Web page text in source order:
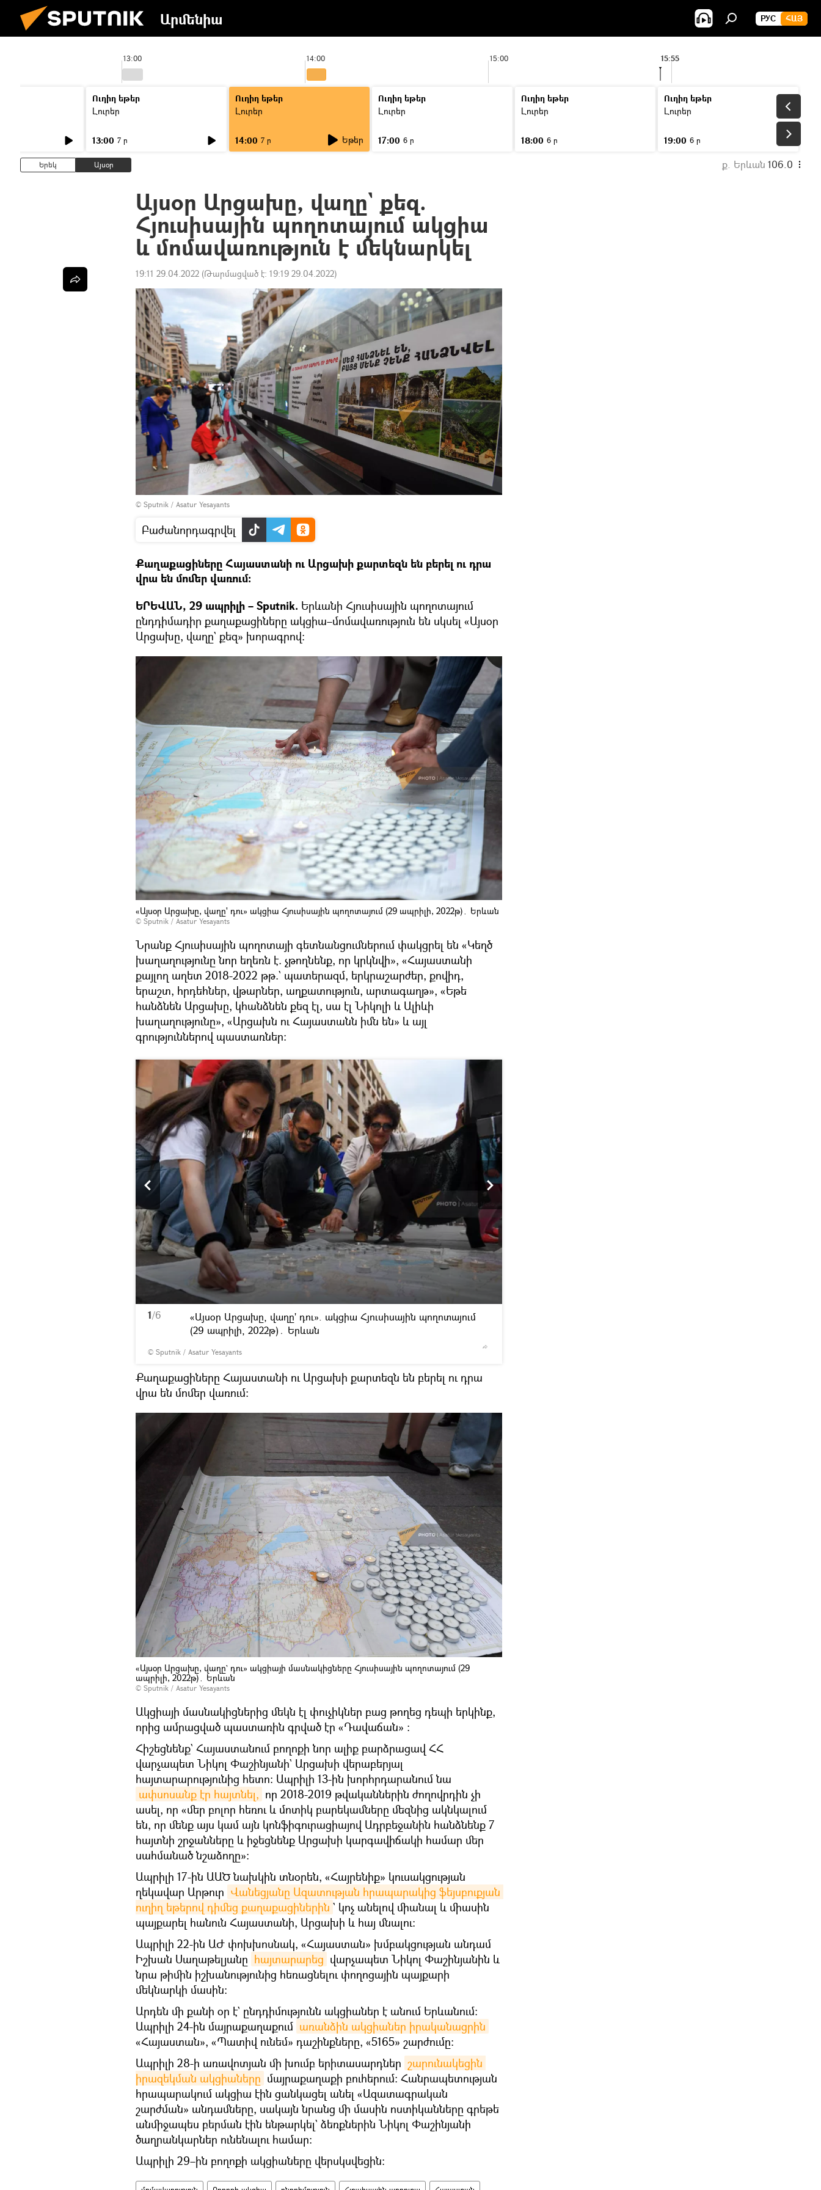
Արմենիա РУС ՀԱՅ
13:00 14:00 15:00 15:55
Ուղիղ եթեր
Լուրեր
13:00 7 ր
Ուղիղ եթեր
Լուրեր
14:00 7 ր Եթեր
Ուղիղ եթեր
Լուրեր
17:00 6 ր
Ուղիղ եթեր
Լուրեր
18:00 6 ր
Ուղիղ եթեր
Լուրեր
19:00 6 ր
Երեկ Այսօր ք. Երևան 106.0
Այսօր Արցախը, վաղը` քեզ.
Հյուսիսային պողոտայում ակցիա
և մոմավառություն է մեկնարկել
19:11 29.04.2022 (Թարմացված է: 19:19 29.04.2022)
© Sputnik / Asatur Yesayants
Բաժանորդագրվել
Քաղաքացիները Հայաստանի ու Արցախի քարտեզն են բերել ու դրա
վրա են մոմեր վառում։
ԵՐԵՎԱՆ, 29 ապրիլի – Sputnik. Երևանի Հյուսիսային պողոտայում
ընդդիմադիր քաղաքացիները ակցիա–մոմավառություն են սկսել «Այսօր
Արցախը, վաղը` քեզ» խորագրով։
«Այսօր Արցախը, վաղը' դու» ակցիա Հյուսիսային պողոտայում (29 ապրիլի, 2022թ)․ Երևան
© Sputnik / Asatur Yesayants
Նրանք Հյուսիսային պողոտայի գետնանցումներում փակցրել են «Կեղծ
խաղաղությունը նոր եղեռն է. չթողնենք, որ կրկնվի», «Հայաստանի
քայլող աղետ 2018-2022 թթ.` պատերազմ, երկրաշարժեր, քովիդ,
երաշտ, հրդեհներ, վթարներ, աղքատություն, արտագաղթ», «Եթե
հանձնեն Արցախը, կհանձնեն քեզ էլ, սա էլ Նիկոլի և Ալիևի
խաղաղությունը», «Արցախն ու Հայաստանն իմն են» և այլ
գրություններով պաստառներ։
1/6
© Sputnik / Asatur Yesayants
«Այսօր Արցախը, վաղը' դու». ակցիա Հյուսիսային պողոտայում
(29 ապրիլի, 2022թ)․ Երևան
Քաղաքացիները Հայաստանի ու Արցախի քարտեզն են բերել ու դրա
վրա են մոմեր վառում։
«Այսօր Արցախը, վաղը` դու» ակցիայի մասնակիցները Հյուսիսային պողոտայում (29
ապրիլի, 2022թ)․ Երևան
© Sputnik / Asatur Yesayants
Ակցիայի մասնակիցներից մեկն էլ փուչիկներ բաց թողեց դեպի երկինք,
որից ամրացված պաստառին գրված էր «Դավաճան» ։
Հիշեցնենք` Հայաստանում բողոքի նոր ալիք բարձրացավ ՀՀ
վարչապետ Նիկոլ Փաշինյանի` Արցախի վերաբերյալ
հայտարարությունից հետո։ Ապրիլի 13-ին խորհրդարանում նա
ափսոսանք էր հայտնել, որ 2018-2019 թվականներին ժողովրդին չի
ասել, որ «մեր բոլոր հեռու և մոտիկ բարեկամները մեզնից ակնկալում
են, որ մենք այս կամ այն կոնֆիգուրացիայով Ադրբեջանին հանձնենք 7
հայտնի շրջանները և իջեցնենք Արցախի կարգավիճակի համար մեր
սահմանած նշաձողը»։
Ապրիլի 17-ին ԱԱԾ նախկին տնօրեն, «Հայրենիք» կուսակցության
ղեկավար Արթուր Վանեցյանը Ազատության հրապարակից ֆեյսբուքյան
ուղիղ եթերով դիմեց քաղաքացիներին ` կոչ անելով միանալ և միասին
պայքարել հանուն Հայաստանի, Արցախի և հայ մնալու։
Ապրիլի 22-ին ԱԺ փոխխոսնակ, «Հայաստան» խմբակցության անդամ
Իշխան Սաղաթելյանը հայտարարեց վարչապետ Նիկոլ Փաշինյանին և
նրա թիմին իշխանությունից հեռացնելու փողոցային պայքարի
մեկնարկի մասին։
Արդեն մի քանի օր է` ընդդիմությունն ակցիաներ է անում Երևանում։
Ապրիլի 24-ին մայրաքաղաքում առանձին ակցիաներ իրականացրին
«Հայաստան», «Պատիվ ունեմ» դաշինքները, «5165» շարժումը։
Ապրիլի 28-ի առավոտյան մի խումբ երիտասարդներ շարունակեցին
իրազեկման ակցիաները մայրաքաղաքի բուհերում։ Հանրապետության
հրապարակում ակցիա էին ցանկացել անել «Ազատագրական
շարժման» անդամները, սակայն նրանց մի մասին ոստիկանները գրեթե
անմիջապես բերման էին ենթարկել` ձեռքներին Նիկոլ Փաշինյանի
ծաղրանկարներ ունենալու համար։
Ապրիլի 29–ին բողոքի ակցիաները վերսկսվեցին։